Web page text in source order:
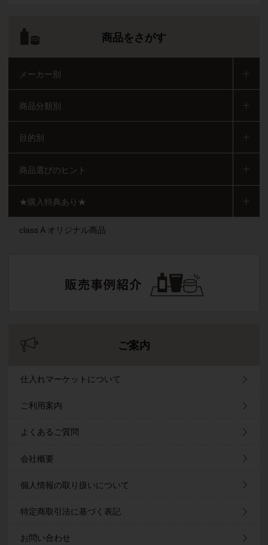
商品をさがす
メーカー別
商品分類別
目的別
商品選びのヒント
★購入特典あり★
class A オリジナル商品
ご案内
仕入れマーケットについて
ご利用案内
よくあるご質問
会社概要
個人情報の取り扱いについて
特定商取引法に基づく表記
お問い合わせ